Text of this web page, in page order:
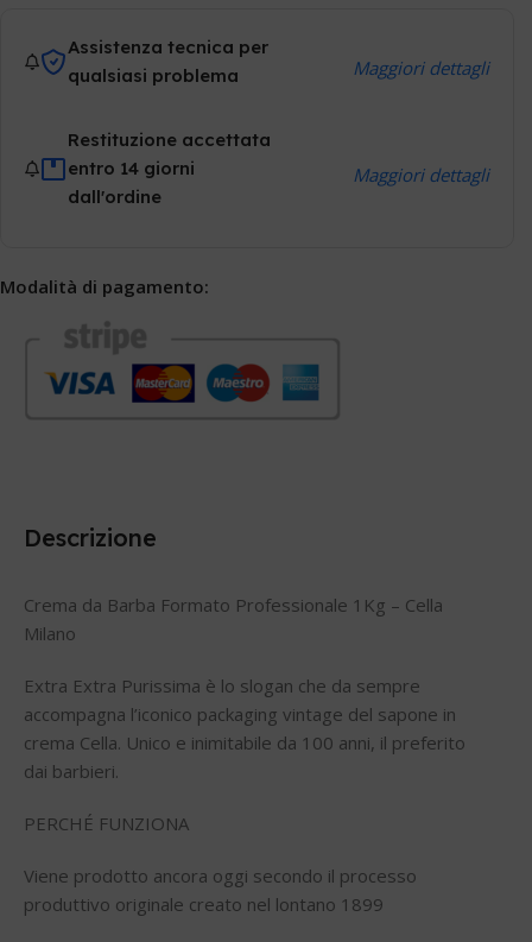
Assistenza tecnica per
qualsiasi problema
Maggiori dettagli
Restituzione accettata
entro 14 giorni
dall'ordine
Maggiori dettagli
Modalità di pagamento:
Descrizione
Crema da Barba Formato Professionale 1Kg – Cella
Milano
Extra Extra Purissima è lo slogan che da sempre
accompagna l’iconico packaging vintage del sapone in
crema Cella. Unico e inimitabile da 100 anni, il preferito
dai barbieri.
PERCHÉ FUNZIONA
Viene prodotto ancora oggi secondo il processo
produttivo originale creato nel lontano 1899